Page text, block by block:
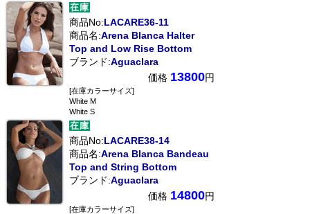
商品No:LACARE36-11
商品名:Arena Blanca Halter
Top and Low Rise Bottom
ブランド:Aguaclara
価格 13800円
[在庫カラーサイズ]
White M
White S
商品No:LACARE38-14
商品名:Arena Blanca Bandeau
Top and String Bottom
ブランド:Aguaclara
価格 14800円
[在庫カラーサイズ]